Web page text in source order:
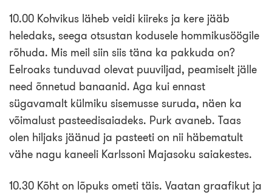
10.00 Kohvikus läheb veidi kiireks ja kere jääb
heledaks, seega otsustan kodusele hommikusöögile
rõhuda. Mis meil siin siis täna ka pakkuda on?
Eelroaks tunduvad olevat puuviljad, peamiselt jälle
need õnnetud banaanid. Aga kui ennast
sügavamalt külmiku sisemusse suruda, näen ka
võimalust pasteedisaiadeks. Purk avaneb. Taas
olen hiljaks jäänud ja pasteeti on nii häbematult
vähe nagu kaneeli Karlssoni Majasoku saiakestes.
10.30 Kõht on lõpuks ometi täis. Vaatan graafikut ja